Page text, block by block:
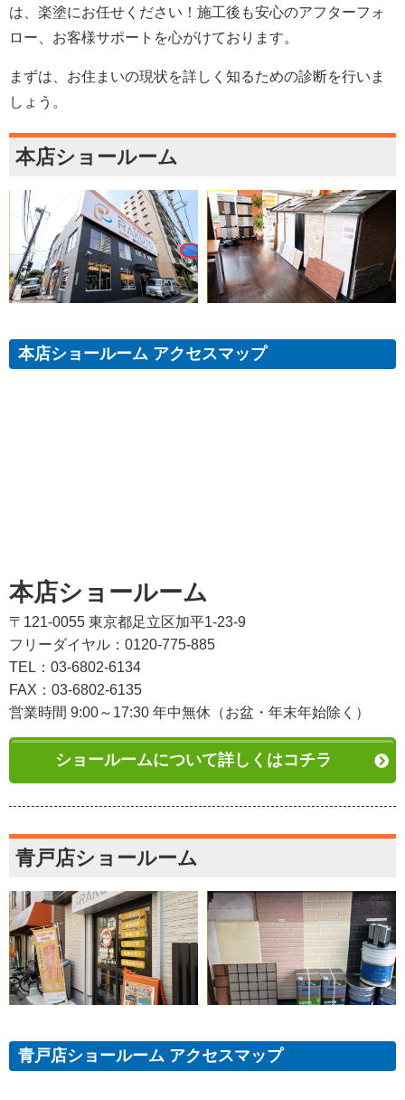
は、楽塗にお任せください！施工後も安心のアフターフォ
ロー、お客様サポートを心がけております。
まずは、お住まいの現状を詳しく知るための診断を行いま
しょう。
本店ショールーム
本店ショールーム アクセスマップ
本店ショールーム
〒121-0055 東京都足立区加平1-23-9
フリーダイヤル：0120-775-885
TEL：03-6802-6134
FAX：03-6802-6135
営業時間 9:00～17:30 年中無休（お盆・年末年始除く）
ショールームについて詳しくはコチラ
青戸店ショールーム
青戸店ショールーム アクセスマップ